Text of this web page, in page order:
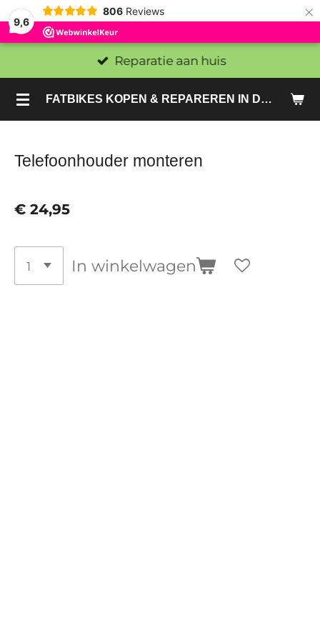
9,6
806 Reviews ×
FATBIKES KOPEN & REPAREREN IN DEN HAAG EN ZOETERMEER - SACHE BIKES
Reparatie aan huis
Telefoonhouder monteren
€ 24,95
In winkelwagen